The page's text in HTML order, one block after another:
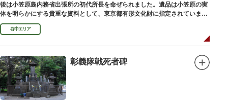
後は小笠原島内務省出張所の初代所長を命ぜられました。遺品は小笠原の実
体を明らかにする貴重な資料として、東京都有形文化財に指定されていま
す。お墓は谷中霊園にあります。
谷中エリア
彰義隊戦死者碑